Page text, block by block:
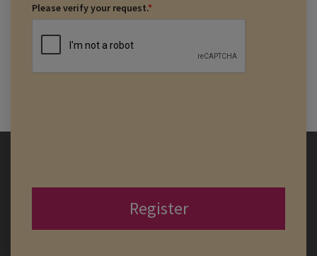
Please verify your request.*
Register